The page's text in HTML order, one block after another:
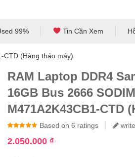
99% Tin Cần Xem
CTD (Hàng tháo máy)
RAM Laptop DDR4
16GB Bus 2666
M471A2K43CB1-CTD
4.83out of5
Based on 6 ratings
2.050.000 ₫